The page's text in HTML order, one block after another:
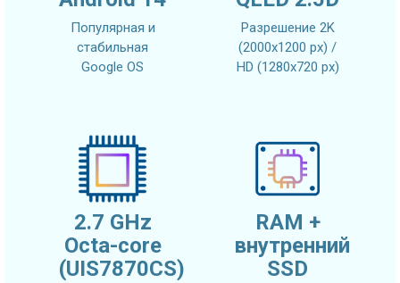
Популярная и
стабильная
Google OS
Разрешение 2K
(2000x1200 px) /
HD (1280x720 px)
2.7 GHz
Octa-core
(UIS7870CS)
RAM +
внутренний
SSD